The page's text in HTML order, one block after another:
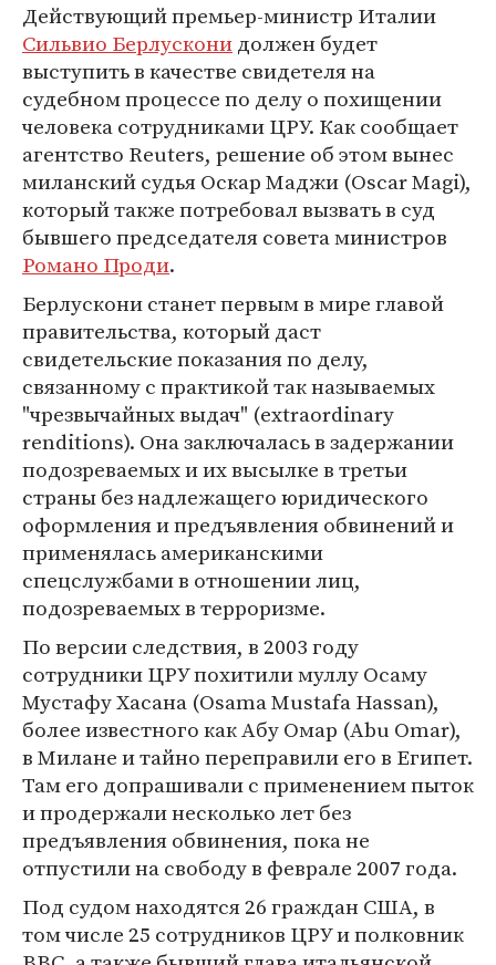
Действующий премьер-министр Италии
Сильвио Берлусконидолжен будет
выступить в качестве свидетеля на
судебном процессе по делу о похищении
человека сотрудниками ЦРУ. Как сообщает
агентство Reuters, решение об этом вынес
миланский судья Оскар Маджи (Oscar Magi),
который также потребовал вызвать в суд
бывшего председателя совета министров
Романо Проди.
Берлускони станет первым в мире главой
правительства, который даст
свидетельские показания по делу,
связанному с практикой так называемых
"чрезвычайных выдач" (extraordinary
renditions). Она заключалась в задержании
подозреваемых и их высылке в третьи
страны без надлежащего юридического
оформления и предъявления обвинений и
применялась американскими
спецслужбами в отношении лиц,
подозреваемых в терроризме.
По версии следствия, в 2003 году
сотрудники ЦРУ похитили муллу Осаму
Мустафу Хасана (Osama Mustafa Hassan),
более известного как Абу Омар (Abu Omar),
в Милане и тайно переправили его в Египет.
Там его допрашивали с применением пыток
и продержали несколько лет без
предъявления обвинения, пока не
отпустили на свободу в феврале 2007 года.
Под судом находятся 26 граждан США, в
том числе 25 сотрудников ЦРУ и полковник